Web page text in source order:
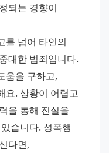
되는 경향이
를 넘어 타인의
대한 범죄입니다.
움을 구하고,
요. 상황이 어렵고
을 통해 진실을
습니다. 성폭행